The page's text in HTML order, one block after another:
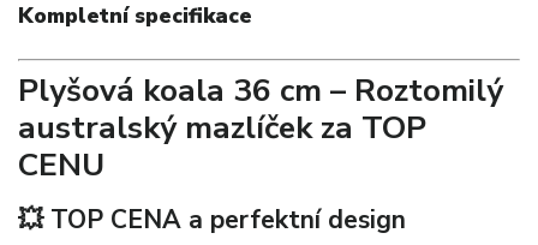
Kompletní specifikace
Plyšová koala 36 cm – Roztomilý
australský mazlíček za TOP
CENU
💥 TOP CENA a perfektní design